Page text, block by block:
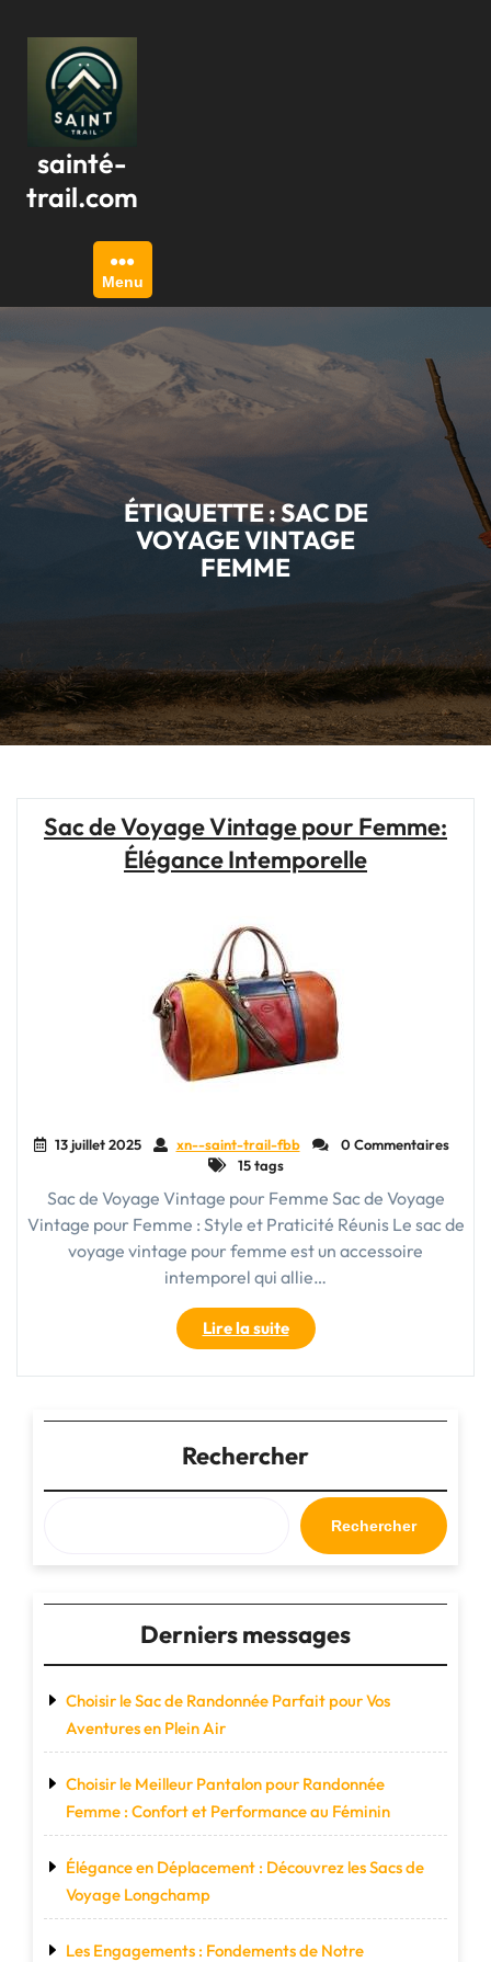
contenu
sainté-
trail.com
Menu
ÉTIQUETTE :SAC DE
VOYAGE VINTAGE
FEMME
Sac de Voyage Vintage pour Femme:
Élégance Intemporelle
13 juillet 2025 xn--saint-trail-fbb
0 Commentaires
15 tags
Sac de Voyage Vintage pour Femme Sac de Voyage
Vintage pour Femme : Style et Praticité Réunis Le sac de
voyage vintage pour femme est un accessoire
intemporel qui allie…
Lire la suite"Sac
de
Voyage
pour
Femme:
Élégance
Intemporelle"
Rechercher
Rechercher
Derniers messages
Choisir le Sac de Randonnée Parfait pour Vos
Aventures en Plein Air
Choisir le Meilleur Pantalon pour Randonnée
Femme : Confort et Performance au Féminin
Élégance en Déplacement : Découvrez les Sacs de
Voyage Longchamp
Les Engagements : Fondements de Notre